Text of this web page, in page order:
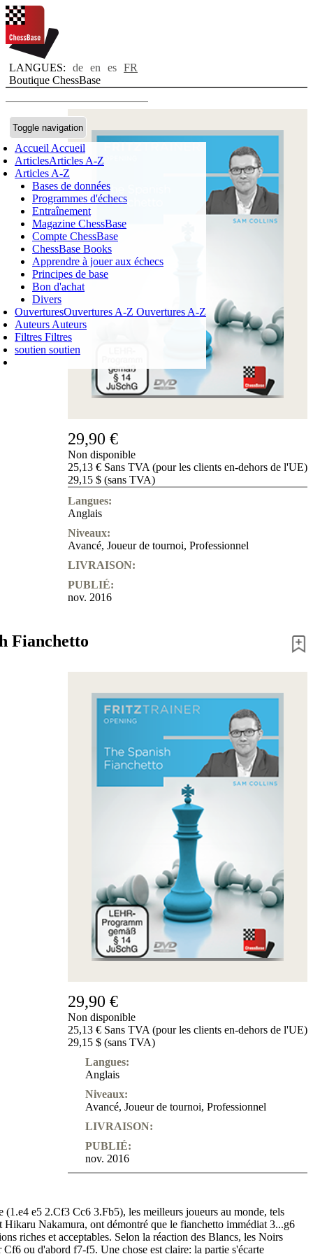
LANGUES: de en es FR
Boutique ChessBase
Toggle navigation
Accueil Accueil
ArticlesArticles A-Z
Articles A-Z
Bases de données
Programmes d'échecs
Entraînement
Magazine ChessBase
Compte ChessBase
ChessBase Books
Apprendre à jouer aux échecs
Principes de base
Bon d'achat
Divers
OuverturesOuvertures A-Z Ouvertures A-Z
Auteurs Auteurs
Filtres Filtres
soutien soutien
Login
PANIER D'ACHATS
0ARTICLE
29,90 €
Non disponible
25,13 € Sans TVA (pour les clients en-dehors de l'UE)
29,15 $ (sans TVA)
Langues:
Anglais
Niveaux:
Avancé, Joueur de tournoi, Professionnel
LIVRAISON:
PUBLIÉ:
nov. 2016
Fianchetto
29,90 €
Non disponible
25,13 € Sans TVA (pour les clients en-dehors de l'UE)
29,15 $ (sans TVA)
Langues:
Anglais
Niveaux:
Avancé, Joueur de tournoi, Professionnel
LIVRAISON:
PUBLIÉ:
nov. 2016
(1.e4 e5 2.Cf3 Cc6 3.Fb5), les meilleurs joueurs au monde, tels
Hikaru Nakamura, ont démontré que le fianchetto immédiat 3...g6
riches et acceptables. Selon la réaction des Blancs, les Noirs
ou d'abord f7-f5. Une chose est claire: la partie s'écarte